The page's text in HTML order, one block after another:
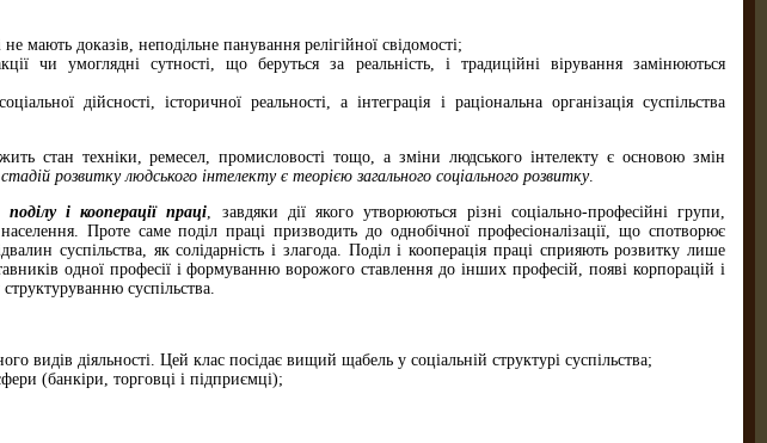
мають доказів, неподільне панування релігійної свідомості;
чи умоглядні сутності, що беруться за реальність, і традиційні вірування замінюються
дійсності, історичної реальності, а інтеграція і раціональна організація суспільства
стан техніки, ремесел, промисловості тощо, а зміни людського інтелекту є основою змін
розвитку людського інтелекту є теорією загального соціального розвитку.
поділу і кооперації праці, завдяки дії якого утворюються різні соціально-професійні групи,
Проте саме поділ праці призводить до однобічної професіоналізації, що спотворює
суспільства, як солідарність і злагода. Поділ і кооперація праці сприяють розвитку лише
одної професії і формуванню ворожого ставлення до інших професій, появі корпорацій і
суспільства.
видів діяльності. Цей клас посідає вищий щабель у соціальній структурі суспільства;
(банкіри, торговці і підприємці);